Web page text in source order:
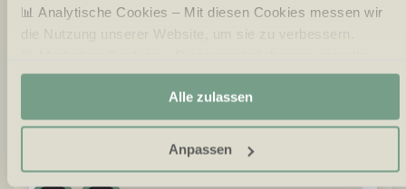
📊 Analytische Cookies – Mit diesen Cookies messen wir
die Nutzung unserer Website, um sie zu verbessern.
relevante Angebote und Werbung anzuzeigen.
Alle zulassen
Anpassen
Glitter Studio!
Handwerkstheater
und glitzern auch? Kommen Sie vorbei und
entdecken Sie, welche Kreation es sein wird.